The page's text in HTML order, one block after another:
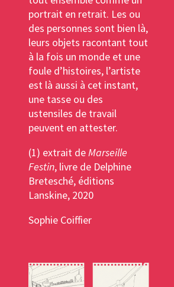
portrait en retrait. Les ou
des personnes sont bien là,
leurs objets racontant tout
à la fois un monde et une
foule d’histoires, l’artiste
est là aussi à cet instant,
une tasse ou des
ustensiles de travail
peuvent en attester.
(1) extrait de Marseille
Festin, livre de Delphine
Bretesché, éditions
Lanskine, 2020
Sophie Coiffier